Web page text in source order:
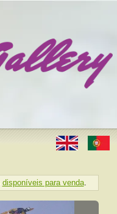
disponíveis para venda.